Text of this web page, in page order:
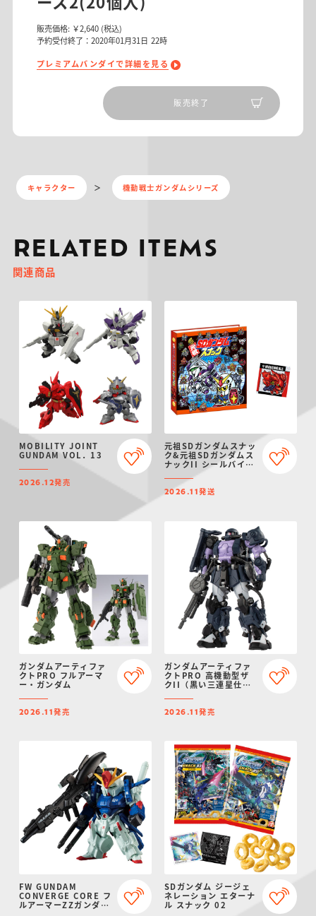
販売価格: ￥2,640 (税込)
予約受付終了：2020年01月31日 22時
プレミアムバンダイで詳細を見る
販売終了
キャラクター 機動戦士ガンダムシリーズ
RELATED ITEMS
関連商品
MOBILITY JOINT
GUNDAM VOL．13
2026.12発売
元祖SDガンダムスナッ
ク&元祖SDガンダムス
ナックII シールバイン
ダイ限定】
2026.11発送
ガンダムアーティファ
クトPRO フルアーマ
ー・ガンダム
2026.11発売
ガンダムアーティファ
クトPRO 高機動型ザ
クII（黒い三連星仕
2026.11発売
FW GUNDAM
CONVERGE CORE フ
ルアーマーZZガンダム
SDガンダム ジージェ
ネレーション エターナ
ル スナック 02